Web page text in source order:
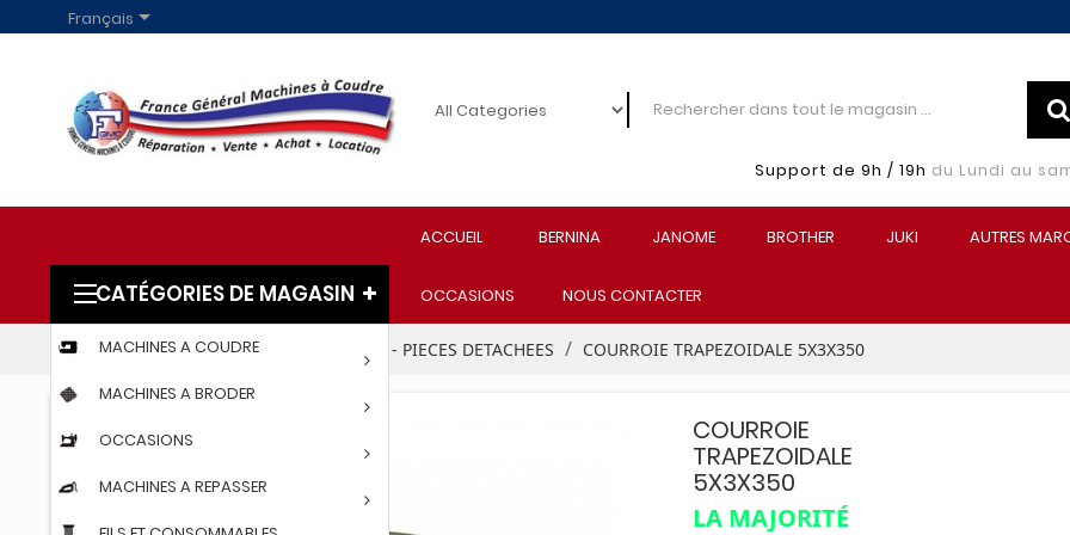
Français
Support de 9h / 19h du Lundi au
ACCUEIL BERNINA JANOME BROTHER JUKI AUTRES
OCCASIONS NOUS CONTACTER
CATÉGORIES DE MAGASIN
MACHINES A COUDRE
MACHINES A BRODER
OCCASIONS
MACHINES A REPASSER
Accueil PARTICULIERS ACCESSOIRES - PIECES DETACHEES COURROIE TRAPEZOIDALE 5X3X350
COURROIE
TRAPEZOIDALE
5X3X350
LA MAJORITÉ